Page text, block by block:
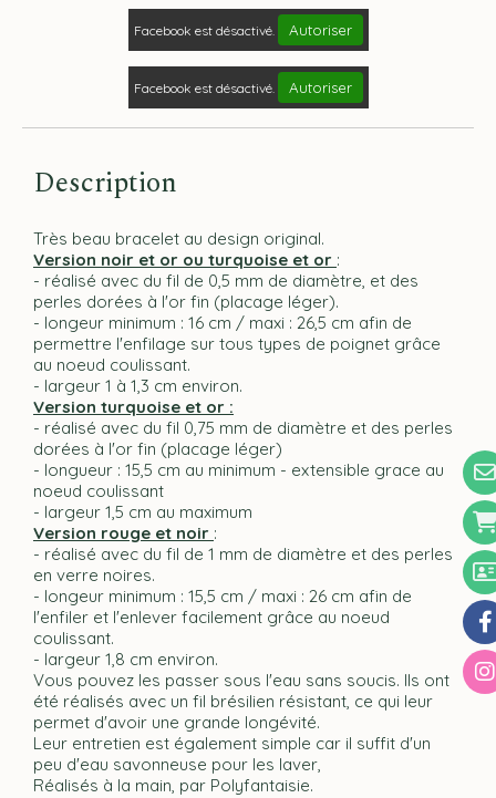
Facebook est désactivé. Autoriser
Facebook est désactivé. Autoriser
Description
Très beau bracelet au design original.
Version noir et or ou turquoise et or :
- réalisé avec du fil de 0,5 mm de diamètre, et des
perles dorées à l'or fin (placage léger).
- longeur minimum : 16 cm / maxi : 26,5 cm afin de
permettre l'enfilage sur tous types de poignet grâce
au noeud coulissant.
- largeur 1 à 1,3 cm environ.
Version turquoise et or :
- réalisé avec du fil 0,75 mm de diamètre et des perles
dorées à l'or fin (placage léger)
- longueur : 15,5 cm au minimum - extensible grace au
noeud coulissant
- largeur 1,5 cm au maximum
Version rouge et noir :
- réalisé avec du fil de 1 mm de diamètre et des perles
en verre noires.
- longeur minimum : 15,5 cm / maxi : 26 cm afin de
l'enfiler et l'enlever facilement grâce au noeud
coulissant.
- largeur 1,8 cm environ.
Vous pouvez les passer sous l'eau sans soucis. Ils ont
été réalisés avec un fil brésilien résistant, ce qui leur
permet d'avoir une grande longévité.
Leur entretien est également simple car il suffit d'un
peu d'eau savonneuse pour les laver,
Réalisés à la main, par Polyfantaisie.